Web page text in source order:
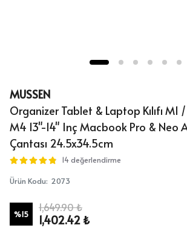
MUSSEN
Organizer Tablet & Laptop Kılıfı
M4 13"-14" Inç Macbook Pro & Neo
Çantası 24.5x34.5cm
14 değerlendirme
Ürün Kodu: 2073
%15
1,649.90 ₺
1,402.42 ₺